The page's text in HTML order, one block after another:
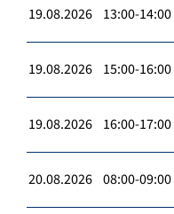
19.08.2026 13:00-14:00
19.08.2026 15:00-16:00
19.08.2026 16:00-17:00
20.08.2026 08:00-09:00